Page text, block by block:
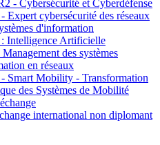
- Cybersécurité et Cyberdéfense
Expert cybersécurité des réseaux
d'information
Intelligence Artificielle
des systèmes
en réseaux
Smart Mobility - Transformation
des Systèmes de Mobilité
international non diplomant